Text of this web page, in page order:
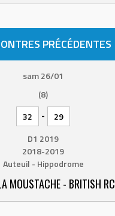
PRÉCÉDENTES
sam 26/01
(8)
32
-
29
D1 2019
2018-2019
Auteuil - Hippodrome
MOUSTACHE - BRITISH RC